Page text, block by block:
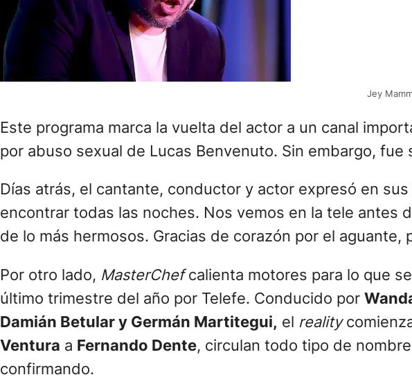
Jey
Este programa marca la vuelta del actor a un canal
por abuso sexual de Lucas Benvenuto. Sin embargo,
Días atrás, el cantante, conductor y actor expresó en
encontrar todas las noches. Nos vemos en la tele antes
de lo más hermosos. Gracias de corazón por el aguante,
Por otro lado, MasterChefcalienta motores para lo que
último trimestre del año por Telefe. Conducido por
Damián Betular y Germán Martitegui, el reality
Ventura a Fernando Dente, circulan todo tipo de
confirmando.